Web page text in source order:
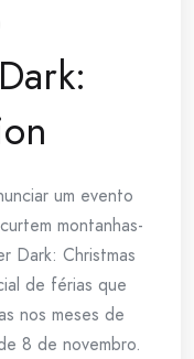
um evento
montanhas-
Dark: Christmas
de férias que
nos meses de
8 de novembro.